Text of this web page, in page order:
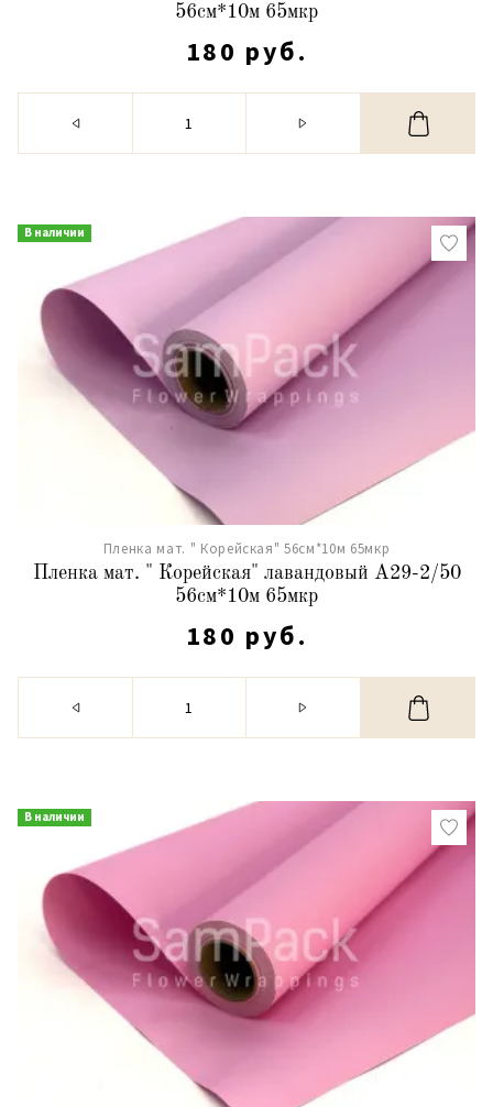
56см*10м 65мкр
180 руб.
В наличии
Пленка мат. " Корейская" 56см*10м 65мкр
Пленка мат. " Корейская" лавандовый А29-2/50
56см*10м 65мкр
180 руб.
В наличии